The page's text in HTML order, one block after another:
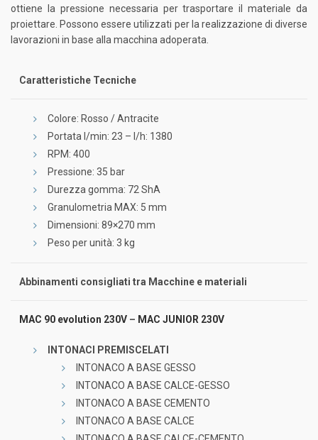
ottiene la pressione necessaria per trasportare il materiale da
proiettare. Possono essere utilizzati per la realizzazione di diverse
lavorazioni in base alla macchina adoperata.
Caratteristiche Tecniche
Colore: Rosso / Antracite
Portata l/min: 23 – l/h: 1380
RPM: 400
Pressione: 35 bar
Durezza gomma: 72 ShA
Granulometria MAX: 5 mm
Dimensioni: 89×270 mm
Peso per unità: 3 kg
Abbinamenti consigliati tra Macchine e materiali
MAC 90 evolution 230V – MAC JUNIOR 230V
INTONACI PREMISCELATI
INTONACO A BASE GESSO
INTONACO A BASE CALCE-GESSO
INTONACO A BASE CEMENTO
INTONACO A BASE CALCE